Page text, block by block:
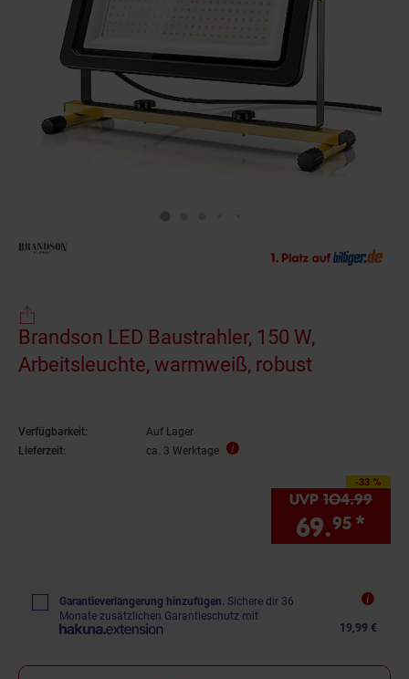
Brandson LED Baustrahler, 150 W,
Arbeitsleuchte, warmweiß, robust
Verfügbarkeit:
Auf Lager
Lieferzeit:
ca. 3 Werktage
-33 %
Sie Sparen 33
UVP 104.99
69.95 *
Garantieverlängerung hinzufügen. Sichere dir 36
Monate zusätzlichen Garantieschutz mit
19,99 €